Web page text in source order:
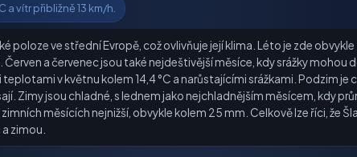
a vítr přibližně 13 km/h.
poloze ve střední Evropě, což ovlivňuje její klima. Léto je zde
Červen a červenec jsou také nejdeštivější měsíce, kdy srážky mohou
v květnu kolem 14,4 °C a narůstajícími srážkami. Podzim je
Zimy jsou chladné, s lednem jako nejchladnějším měsícem, kdy
měsících nejnižší, obvykle kolem 25 mm. Celkově lze říci, že
zimou.